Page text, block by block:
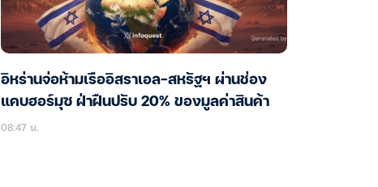
อิหร่านจ่อห้ามเรืออิสราเอล-สหรัฐฯ ผ่านช่อง
แคบฮอร์มุซ ฝ่าฝืนปรับ 20% ของมูลค่าสินค้า
08:47 น.